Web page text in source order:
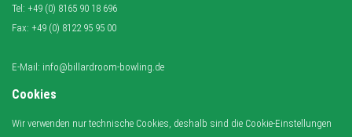
Tel: +49 (0) 8165 90 18 696
Fax: +49 (0) 8122 95 95 00
E-Mail: info@billardroom-bowling.de
Cookies
Wir verwenden nur technische Cookies, deshalb sind die Cookie-Einstellungen